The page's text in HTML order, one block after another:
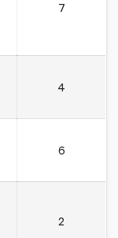
7
4
6
2